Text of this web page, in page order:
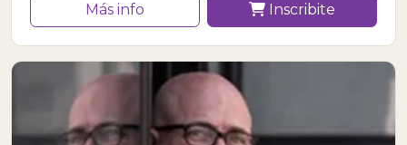
Más info Inscribite